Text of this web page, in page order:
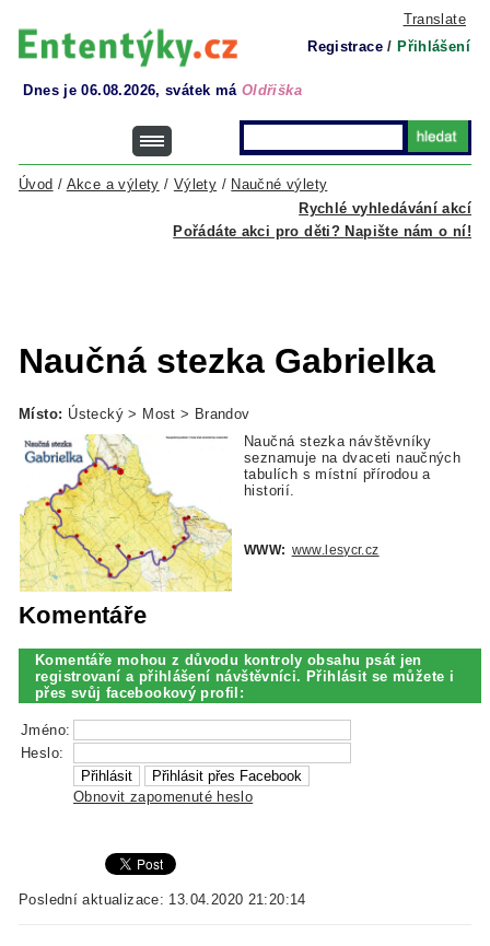
Translate
Registrace / Přihlášení
Dnes je 06.08.2026, svátek má Oldřiška
Rychlé vyhledávání akcí
Úvod / Akce a výlety / Výlety / Naučné výlety
Pořádáte akci pro děti? Napište nám o ní!
Naučná stezka Gabrielka
Místo: Ústecký > Most > Brandov
Naučná stezka návštěvníky
seznamuje na dvaceti naučných
tabulích s místní přírodou a
historií.
WWW: www.lesycr.cz
Komentáře
Komentáře mohou z důvodu kontroly obsahu psát jen
registrovaní a přihlášení návštěvníci. Přihlásit se můžete i
přes svůj facebookový profil:
Jméno:
Heslo:
Obnovit zapomenuté heslo
Poslední aktualizace: 13.04.2020 21:20:14